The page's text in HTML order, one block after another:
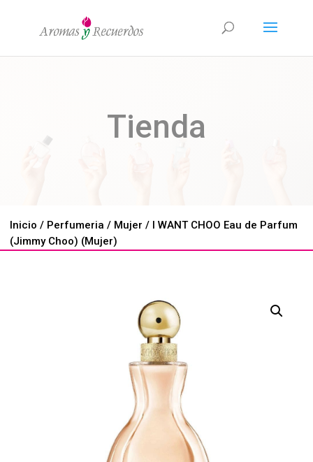
Tienda
Inicio / Perfumeria / Mujer / I WANT CHOO Eau de Parfum
(Jimmy Choo) (Mujer)